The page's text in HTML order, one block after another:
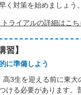
く対策を始めましょう。
ライアルの詳細はこち
】
に準備しよう
3生を迎える前に東大
ける必要があります。